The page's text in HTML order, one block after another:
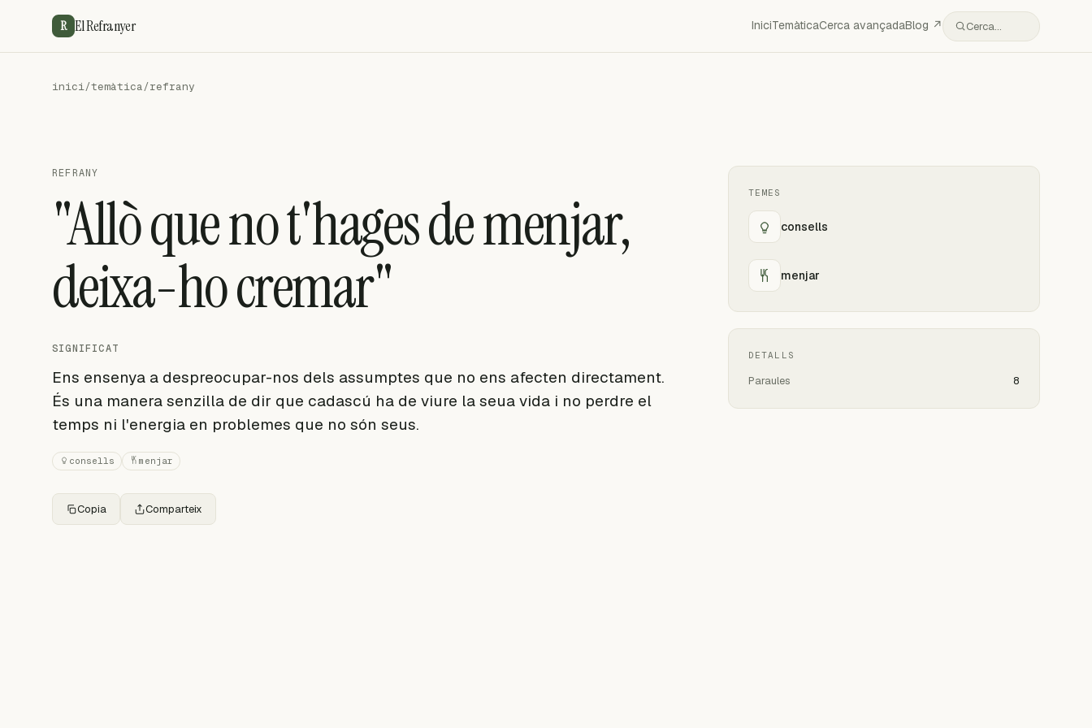
R El Refranyer IniciTemàticaCerca avançadaBlog ↗ Cerca…
inici/temàtica/refrany
REFRANY
"Allò que no t'hages de menjar,
deixa-ho cremar"
SIGNIFICAT
Ens ensenya a despreocupar-nos dels assumptes que no ens afecten directament.
És una manera senzilla de dir que cadascú ha de viure la seua vida i no perdre el
temps ni l'energia en problemes que no són seus.
consells menjar
Copia Comparteix
TEMES
consells
menjar
DETALLS
Paraules 8